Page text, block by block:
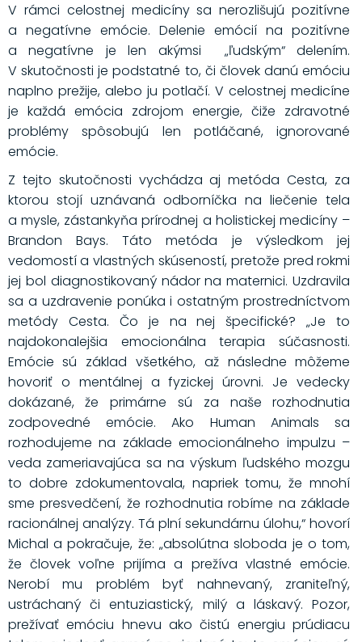
V rámci celostnej medicíny sa nerozlišujú pozitívne
a negatívne emócie. Delenie emócií na pozitívne
a negatívne je len akýmsi „ľudským“ delením.
V skutočnosti je podstatné to, či človek danú emóciu
naplno prežije, alebo ju potlačí. V celostnej medicíne
je každá emócia zdrojom energie, čiže zdravotné
problémy spôsobujú len potláčané, ignorované
emócie.
Z tejto skutočnosti vychádza aj metóda Cesta, za
ktorou stojí uznávaná odborníčka na liečenie tela
a mysle, zástankyňa prírodnej a holistickej medicíny –
Brandon Bays. Táto metóda je výsledkom jej
vedomostí a vlastných skúseností, pretože pred rokmi
jej bol diagnostikovaný nádor na maternici. Uzdravila
sa a uzdravenie ponúka i ostatným prostredníctvom
metódy Cesta. Čo je na nej špecifické? „Je to
najdokonalejšia emocionálna terapia súčasnosti.
Emócie sú základ všetkého, až následne môžeme
hovoriť o mentálnej a fyzickej úrovni. Je vedecky
dokázané, že primárne sú za naše rozhodnutia
zodpovedné emócie. Ako Human Animals sa
rozhodujeme na základe emocionálneho impulzu –
veda zameriavajúca sa na výskum ľudského mozgu
to dobre zdokumentovala, napriek tomu, že mnohí
sme presvedčení, že rozhodnutia robíme na základe
racionálnej analýzy. Tá plní sekundárnu úlohu,“ hovorí
Michal a pokračuje, že: „absolútna sloboda je o tom,
že človek voľne prijíma a prežíva vlastné emócie.
Nerobí mu problém byť nahnevaný, zraniteľný,
ustráchaný či entuziastický, milý a láskavý. Pozor,
prežívať emóciu hnevu ako čistú energiu prúdiacu